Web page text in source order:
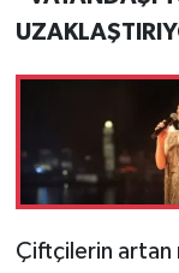
Çiftçilerin artan